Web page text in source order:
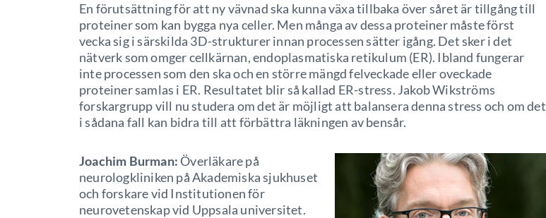
En förutsättning för att ny vävnad ska kunna växa tillbaka över såret är tillgång till
proteiner som kan bygga nya celler. Men många av dessa proteiner måste först
vecka sig i särskilda 3D-strukturer innan processen sätter igång. Det sker i det
nätverk som omger cellkärnan, endoplasmatiska retikulum (ER). Ibland fungerar
inte processen som den ska och en större mängd felveckade eller oveckade
proteiner samlas i ER. Resultatet blir så kallad ER-stress. Jakob Wikströms
forskargrupp vill nu studera om det är möjligt att balansera denna stress och om det
i sådana fall kan bidra till att förbättra läkningen av bensår.
Joachim Burman:Överläkare på
neurologkliniken på Akademiska sjukhuset
och forskare vid Institutionen för
neurovetenskap vid Uppsala universitet.